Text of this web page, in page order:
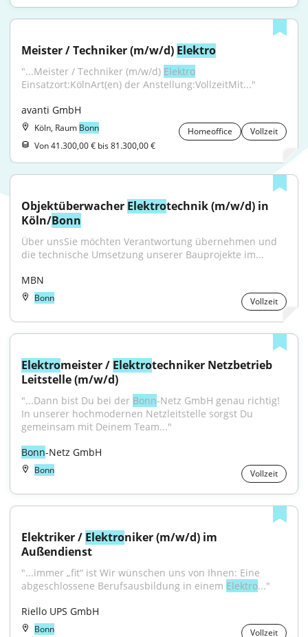
Meister / Techniker (m/w/d) Elektro
"...Meister / Techniker (m/w/d) Elektro
Einsatzort:KölnArt(en) der Anstellung:VollzeitMit..."
avanti GmbH
Köln, Raum Bonn Homeoffice
Vollzeit
Von 41.300,00 € bis 81.300,00 €
Objektüberwacher Elektrotechnik (m/w/d) in
Köln/Bonn
Über unsSie möchten Verantwortung übernehmen und
die technische Umsetzung unserer Bauprojekte im...
MBN
Bonn Vollzeit
Elektromeister / Elektrotechniker Netzbetrieb
Leitstelle (m/w/d)
"...Dann bist Du bei der Bonn-Netz GmbH genau richtig!
In unserer hochmodernen Netzleitstelle sorgst Du
gemeinsam mit Deinem Team..."
Bonn-Netz GmbH
Bonn Vollzeit
Elektriker / Elektroniker (m/w/d) im
Außendienst
"...immer „fit“ ist Wir wünschen uns von Ihnen: Eine
abgeschlossene Berufsausbildung in einem Elektro..."
Riello UPS GmbH
Bonn Vollzeit